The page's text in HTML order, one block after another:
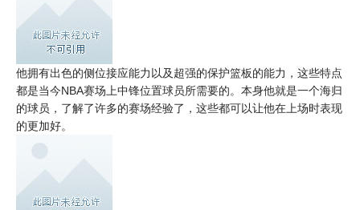
他拥有出色的侧位接应能力以及超强的保护篮板的能力，这些特点
都是当今NBA赛场上中锋位置球员所需要的。本身他就是一个海归
的球员，了解了许多的赛场经验了，这些都可以让他在上场时表现
的更加好。